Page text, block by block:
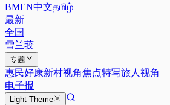
BMEN中文தமிழ்
最新
全国
雪兰莪
专题
惠民好康新村视角焦点特写旅人视角
电子报
Light Theme